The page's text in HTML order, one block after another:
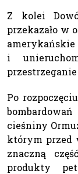
Z kolei
przekazało w
i
Po
cieśniny
którym przed
znaczną
produkty